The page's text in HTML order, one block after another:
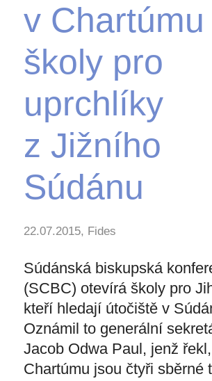
v Chartúmu
školy pro
uprchlíky
z Jižního
Súdánu
22.07.2015, Fides
Súdánská biskupská
(SCBC) otevírá školy pro
kteří hledají útočiště v
Oznámil to generální
Jacob Odwa Paul, jenž
Chartúmu jsou čtyři sběrné